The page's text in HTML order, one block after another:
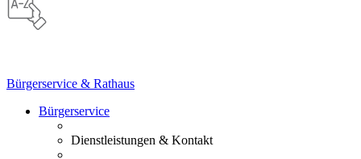
Bürgerservice & Rathaus
Bürgerservice
Dienstleistungen & Kontakt